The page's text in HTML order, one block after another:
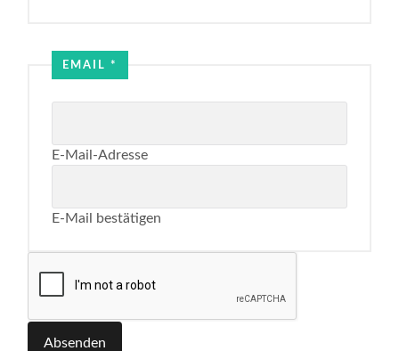
Email
EMAIL*
E-Mail-Adresse
E-Mail bestätigen
Absenden